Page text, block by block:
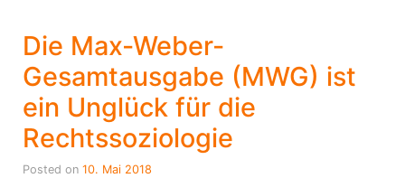
Die Max-Weber-
Gesamtausgabe (MWG) ist
ein Unglück für die
Rechtssoziologie
Posted on 10. Mai 2018